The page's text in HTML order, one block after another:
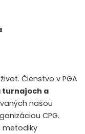
Členstvo v PGA
turnajoch a
našou
CPG.
metodiky